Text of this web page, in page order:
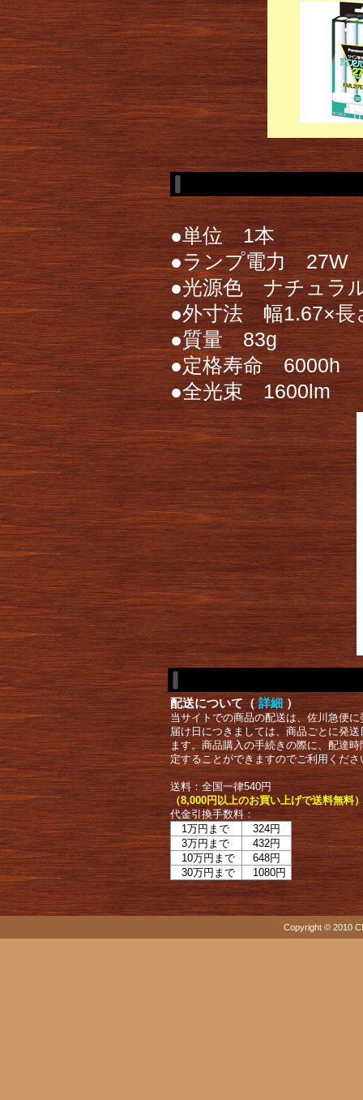
●単位 1本
●ランプ電力 27W
●光源色 ナチュラ
●外寸法 幅1.67×長
●質量 83g
●定格寿命 6000h
●全光束 1600lm
配送について（ 詳細 ）
当サイトでの商品の配送は、佐川急便
届け日につきましては、商品ごとに発
ます。商品購入の手続きの際に、配達
定することができますのでご利用くださ
送料：全国一律540円
（8,000円以上のお買い上げで送料無料
代金引換手数料：
1万円まで
324円
3万円まで
432円
10万円まで
648円
30万円まで
1080円
Copyright © 2010